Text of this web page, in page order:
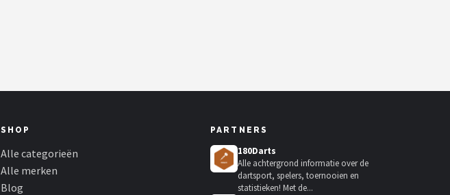
SHOP
Alle categorieën
Alle merken
Blog
PARTNERS
180Darts
Alle achtergrond informatie over de
dartsport, spelers, toernooien en
statistieken! Met de...